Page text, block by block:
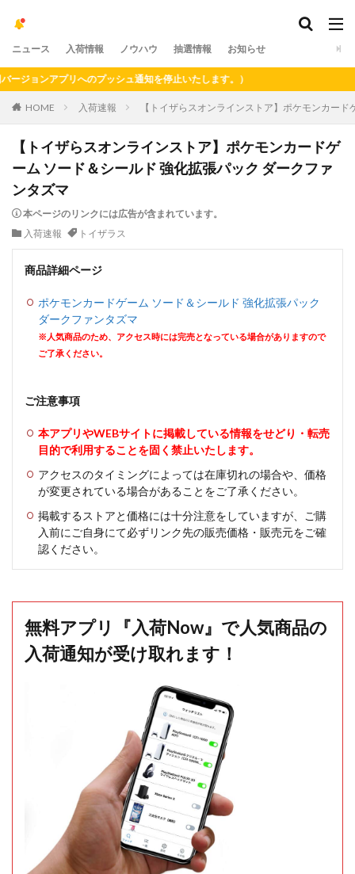
ニュース 入荷情報 ノウハウ 抽選情報 お知らせ
ンアプリへのプッシュ通知を停止いたします。）
HOME 入荷速報 【トイザらスオンラインストア】ポケモンカー
【トイザらスオンラインストア】ポケモンカードゲ
ーム ソード＆シールド 強化拡張パック ダークファ
ンタズマ
本ページのリンクには広告が含まれています。
入荷速報
トイザラス
商品詳細ページ
ポケモンカードゲーム ソード＆シールド 強化拡張パック
ダークファンタズマ
※人気商品のため、アクセス時には完売となっている場合がありますので
ご了承ください。
ご注意事項
本アプリやWEBサイトに掲載している情報をせどり・転売
目的で利用することを固く禁止いたします。
アクセスのタイミングによっては在庫切れの場合や、価格
が変更されている場合があることをご了承ください。
掲載するストアと価格には十分注意をしていますが、ご購
入前にご自身にて必ずリンク先の販売価格・販売元をご確
認ください。
無料アプリ『入荷Now』で人気商品の
入荷通知が受け取れます！